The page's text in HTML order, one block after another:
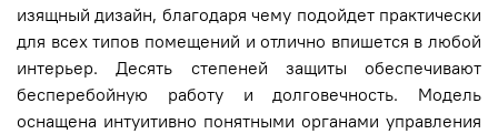
изящный дизайн, благодаря чему подойдет практически
для всех типов помещений и отлично впишется в любой
интерьер. Десять степеней защиты обеспечивают
бесперебойную работу и долговечность. Модель
оснащена интуитивно понятными органами управления